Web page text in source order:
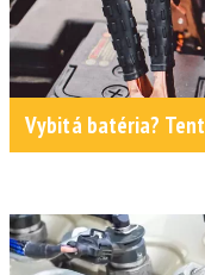
Vybitá batéria?